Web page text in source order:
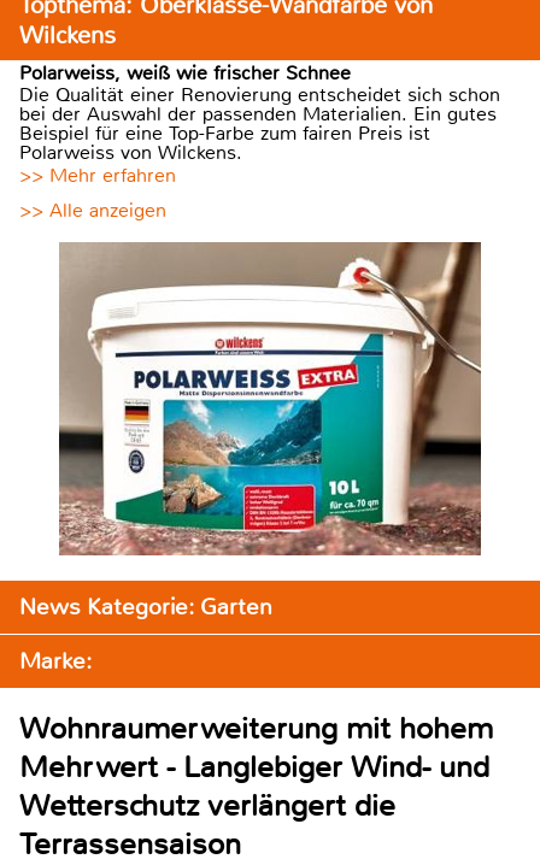
Wilckens
Polarweiss, weiß wie frischer Schnee
Die Qualität einer Renovierung entscheidet sich schon
bei der Auswahl der passenden Materialien. Ein gutes
Beispiel für eine Top-Farbe zum fairen Preis ist
Polarweiss von Wilckens.
>> Mehr erfahren
>> Alle anzeigen
News Kategorie: Garten
Marke:
Wohnraumerweiterung mit hohem
Mehrwert - Langlebiger Wind- und
Wetterschutz verlängert die
Terrassensaison